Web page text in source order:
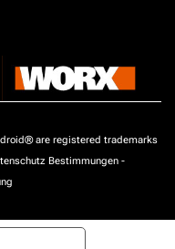
are registered trademarks
Bestimmungen -